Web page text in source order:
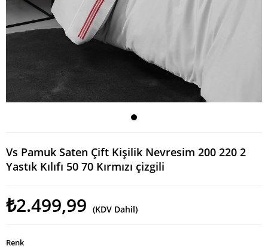
Vs Pamuk Saten Çift Kişilik Nevresim 200 220 2
Yastık Kılıfı 50 70 Kırmızı çizgili
₺2.499,99 (KDV Dahil)
Renk